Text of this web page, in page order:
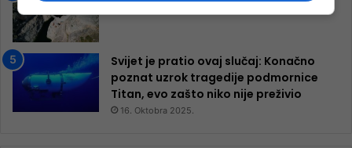
Svijet je pratio ovaj slučaj: Konačno
poznat uzrok tragedije podmornice
Titan, evo zašto niko nije preživio
16. Oktobra 2025.